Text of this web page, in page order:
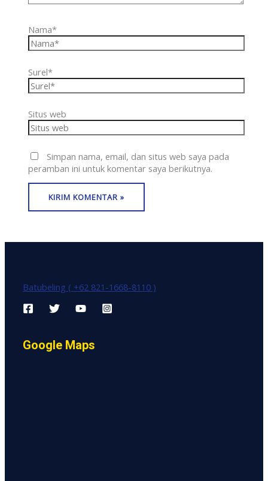
Nama*
Surel*
Situs web
Simpan nama, email, dan situs web saya pada
peramban ini untuk komentar saya berikutnya.
Batubeling ( +62 821-1668-8110 )
Google Maps